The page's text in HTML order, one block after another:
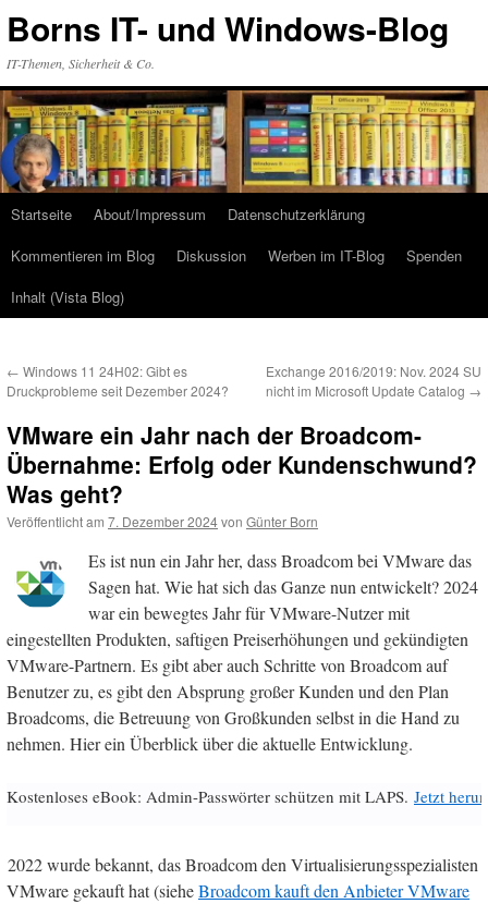
Inhalt
Borns IT- und Windows-Blog
IT-Themen, Sicherheit & Co.
Startseite About/Impressum
Datenschutzerklärung
Kommentieren im Blog
Diskussion Werben im IT-Blog
Spenden
Inhalt (Vista Blog)
← Windows 11 24H02: Gibt es
Druckprobleme seit Dezember 2024?
Exchange 2016/2019: Nov. 2024 SU
nicht im Microsoft Update Catalog →
VMware ein Jahr nach der Broadcom-
Übernahme: Erfolg oder Kundenschwund?
Was geht?
Veröffentlicht am 7. Dezember 2024von Günter Born
Es ist nun ein Jahr her, dass Broadcom bei VMware das
Sagen hat. Wie hat sich das Ganze nun entwickelt? 2024
war ein bewegtes Jahr für VMware-Nutzer mit
eingestellten Produkten, saftigen Preiserhöhungen und gekündigten
VMware-Partnern. Es gibt aber auch Schritte von Broadcom auf
Benutzer zu, es gibt den Absprung großer Kunden und den Plan
Broadcoms, die Betreuung von Großkunden selbst in die Hand zu
nehmen. Hier ein Überblick über die aktuelle Entwicklung.
Kostenloses eBook: Admin-Passwörter schützen mit LAPS. Jetzt
2022 wurde bekannt, das Broadcom den Virtualisierungsspezialisten
VMware gekauft hat (sieheBroadcom kauft den Anbieter VMware